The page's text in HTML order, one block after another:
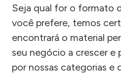
Seja qual for o formato
você prefere, temos
encontrará o material
seu negócio a crescer e
por nossas categorias e